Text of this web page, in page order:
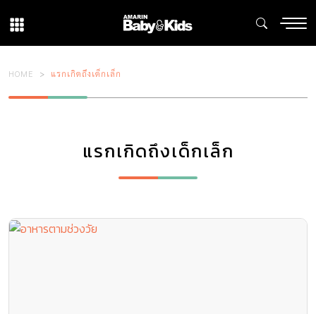
HOME แรกเกิดถึงเด็กเล็ก
แรกเกิดถึงเด็กเล็ก